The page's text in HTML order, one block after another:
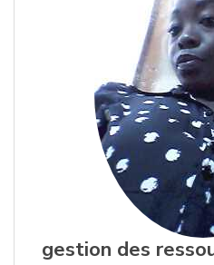
gestion des